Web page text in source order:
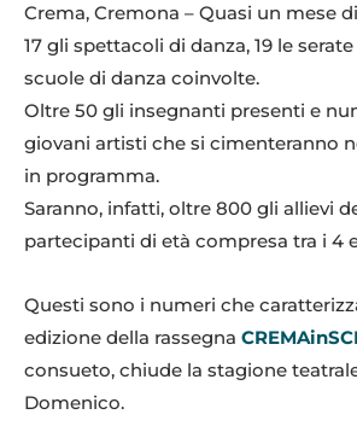
Crema, Cremona – Quasi un mese
17 gli spettacoli di danza, 19 le
scuole di danza coinvolte.
Oltre 50 gli insegnanti presenti e
giovani artisti che si cimenteranno
in programma.
Saranno, infatti, oltre 800 gli allievi
partecipanti di età compresa tra i 4
Questi sono i numeri che
edizione della rassegna
consueto, chiude la stagione
Domenico.